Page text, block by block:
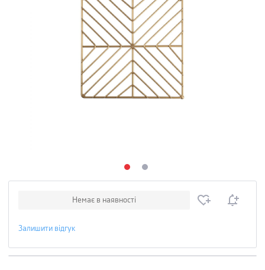
Немає в наявності
Залишити відгук